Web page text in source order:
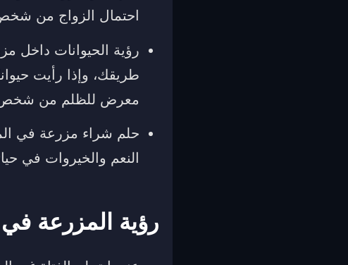
احتمال الزواج من
رؤية الحيوانات داخل
طريقك، وإذا رأيت
معرض للظلم من شخص
حلم شراء مزرعة في
النعم والخيروات في
رؤية المزرعة في